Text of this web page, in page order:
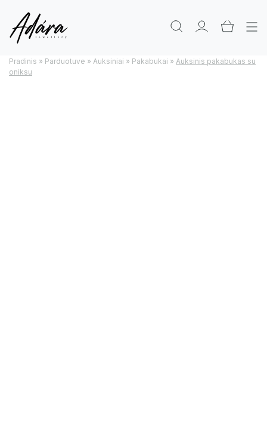
Pradinis » Parduotuve » Auksiniai » Pakabukai » Auksinis pakabukas su
oniksu